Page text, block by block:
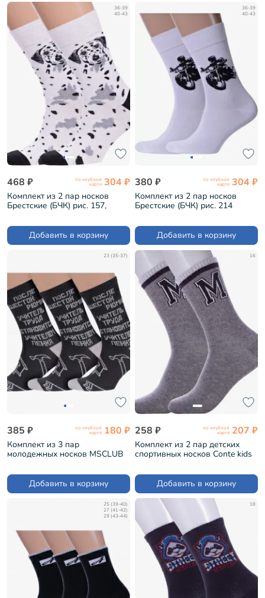
36-39
40-43
468 ₽ по клубной
карте 304 ₽
Комплект из 2 пар носков
Брестские (БЧК) рис. 157,
Добавить в корзину
36-39
40-43
380 ₽ по клубной
карте 304 ₽
Комплект из 2 пар носков
Брестские (БЧК) рис. 214
Добавить в корзину
23 (35-37)
385 ₽ по клубной
карте 180 ₽
Комплект из 3 пар
молодежных носков MSCLUB
(msk3-М05)
Добавить в корзину
16
258 ₽ по клубной
карте 207 ₽
Комплект из 2 пар детских
спортивных носков Conte kids
Добавить в корзину
25 (39-40)
27 (41-42)
29 (43-44)
18